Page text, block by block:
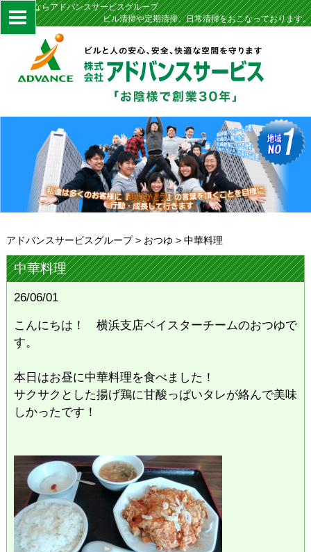
定期清掃ならアドバンスサービスグループ
ビル清掃や定期清掃、日常清掃をおこなっております。
アドバンスサービスグループ> おつゆ > 中華料理
中華料理
26/06/01
こんにちは！ 横浜支店ベイスターチームのおつゆで
す。
本日はお昼に中華料理を食べました！
サクサクとした揚げ鶏に甘酸っぱいタレが絡んで美味
しかったです！